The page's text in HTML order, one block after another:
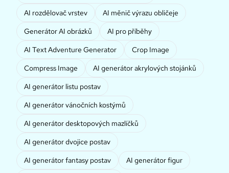
AI rozdělovač vrstev
AI měnič výrazu obličeje
Generátor AI obrázků
AI pro příběhy
AI Text Adventure Generator
Crop Image
Compress Image
AI generátor akrylových stojánků
AI generátor listu postav
AI generátor vánočních kostýmů
AI generátor desktopových mazlíčků
AI generátor dvojice postav
AI generátor fantasy postav
AI generátor figur